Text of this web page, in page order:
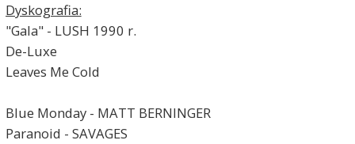
Dyskografia:
"Gala" - LUSH 1990 r.
De-Luxe
Leaves Me Cold
Blue Monday - MATT BERNINGER
Paranoid - SAVAGES